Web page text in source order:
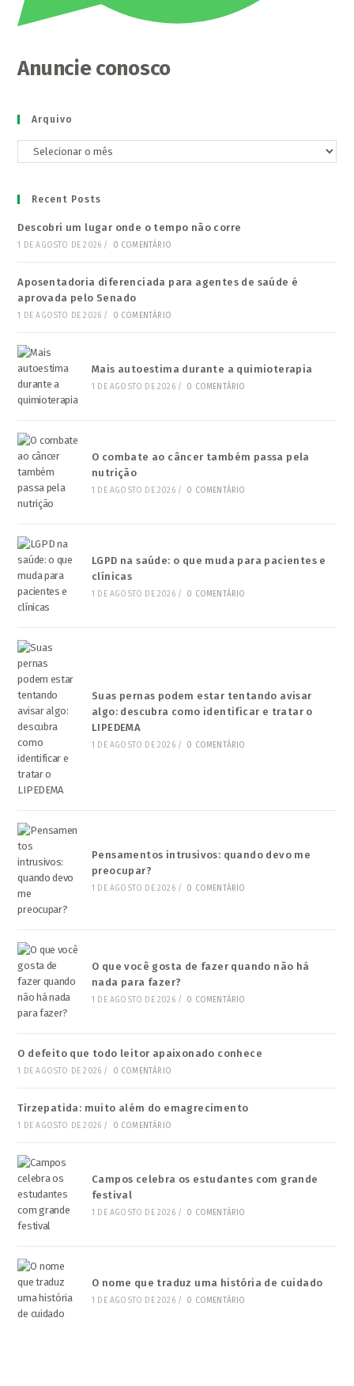
Anuncie conosco
Arquivo
Arquivo
Recent Posts
Descobri um lugar onde o tempo não corre
1 DE AGOSTO DE 2026 / 0 COMENTÁRIO
Aposentadoria diferenciada para agentes de saúde é
aprovada pelo Senado
1 DE AGOSTO DE 2026 / 0 COMENTÁRIO
Mais autoestima durante a quimioterapia
1 DE AGOSTO DE 2026 / 0 COMENTÁRIO
O combate ao câncer também passa pela
nutrição
1 DE AGOSTO DE 2026 / 0 COMENTÁRIO
LGPD na saúde: o que muda para pacientes e
clínicas
1 DE AGOSTO DE 2026 / 0 COMENTÁRIO
Suas pernas podem estar tentando avisar
algo: descubra como identificar e tratar o
LIPEDEMA
1 DE AGOSTO DE 2026 / 0 COMENTÁRIO
Pensamentos intrusivos: quando devo me
preocupar?
1 DE AGOSTO DE 2026 / 0 COMENTÁRIO
O que você gosta de fazer quando não há
nada para fazer?
1 DE AGOSTO DE 2026 / 0 COMENTÁRIO
O defeito que todo leitor apaixonado conhece
1 DE AGOSTO DE 2026 / 0 COMENTÁRIO
Tirzepatida: muito além do emagrecimento
1 DE AGOSTO DE 2026 / 0 COMENTÁRIO
Campos celebra os estudantes com grande
festival
1 DE AGOSTO DE 2026 / 0 COMENTÁRIO
O nome que traduz uma história de cuidado
1 DE AGOSTO DE 2026 / 0 COMENTÁRIO